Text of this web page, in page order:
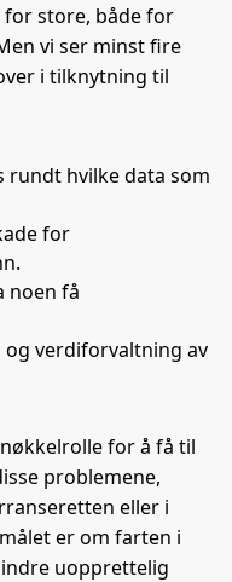
for store, både for
vi ser minst fire
i tilknytning til
rundt hvilke data som
for
noen få
verdiforvaltning av
for å få til
problemene,
eller i
er om farten i
uopprettelig